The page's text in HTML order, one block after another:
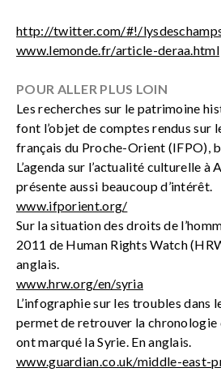
http://twitter.com/#!/
www.lemonde.fr/article-deraa.html
POUR ALLER PLUS LOIN
Les recherches sur le patrimoine
font l’objet de comptes rendus sur
français du Proche-Orient (IFPO),
L’agenda sur l’actualité culturelle à
présente aussi beaucoup d’intérêt.
www.ifporient.org/
Sur la situation des droits de
2011 de Human Rights Watch
anglais.
www.hrw.org/en/syria
L’infographie sur les troubles dans
permet de retrouver la chronologie
ont marqué la Syrie. En anglais.
www.guardian.co.uk/middle-east-